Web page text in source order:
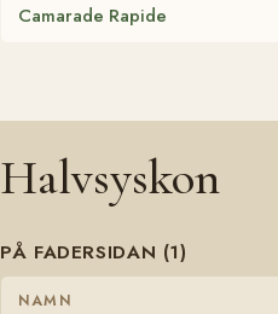
Camarade Rapide
Halvsyskon
PÅ FADERSIDAN (1)
NAMN